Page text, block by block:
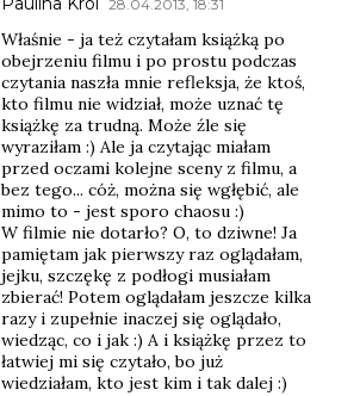
28.04.2013, 18:31
Właśnie - ja też czytałam książką po
obejrzeniu filmu i po prostu podczas
czytania naszła mnie refleksja, że ktoś,
kto filmu nie widział, może uznać tę
książkę za trudną. Może źle się
wyraziłam :) Ale ja czytając miałam
przed oczami kolejne sceny z filmu, a
bez tego... cóż, można się wgłębić, ale
mimo to - jest sporo chaosu :)
W filmie nie dotarło? O, to dziwne! Ja
pamiętam jak pierwszy raz oglądałam,
jejku, szczękę z podłogi musiałam
zbierać! Potem oglądałam jeszcze kilka
razy i zupełnie inaczej się oglądało,
wiedząc, co i jak :) A i książkę przez to
łatwiej mi się czytało, bo już
wiedziałam, kto jest kim i tak dalej :)